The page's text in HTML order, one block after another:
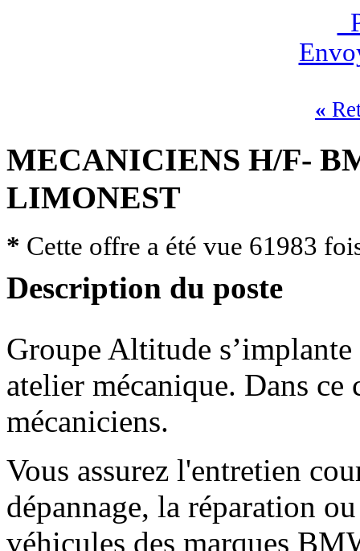
«
MECANICIENS H/F-
LIMONEST
* Cette offre a été vue 61983
Description du poste
Groupe Altitude
atelier mécanique. Dans ce
mécaniciens.
Vous assurez l'entretien
dépannage, la réparation
véhicules des marques